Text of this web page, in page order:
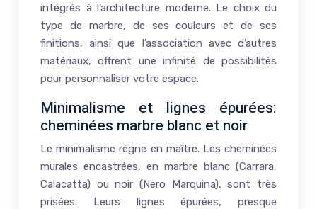
intégrés à l’architecture moderne. Le choix du
type de marbre, de ses couleurs et de ses
finitions, ainsi que l’association avec d’autres
matériaux, offrent une infinité de possibilités
pour personnaliser votre espace.
Minimalisme et lignes épurées:
cheminées marbre blanc et noir
Le minimalisme règne en maître. Les cheminées
murales encastrées, en marbre blanc (Carrara,
Calacatta) ou noir (Nero Marquina), sont très
prisées. Leurs lignes épurées, presque